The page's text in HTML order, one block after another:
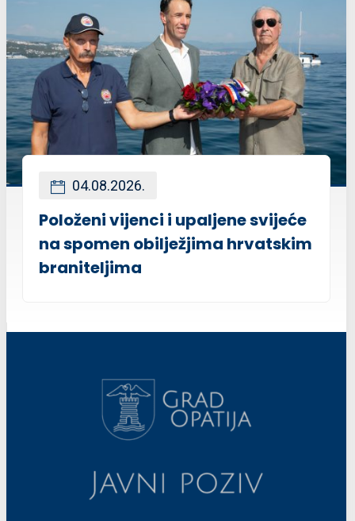
04.08.2026.
Položeni vijenci i upaljene svijeće
na spomen obilježjima hrvatskim
braniteljima